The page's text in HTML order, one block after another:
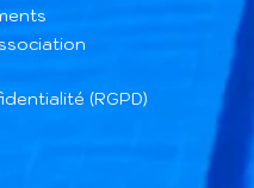
(RGPD)